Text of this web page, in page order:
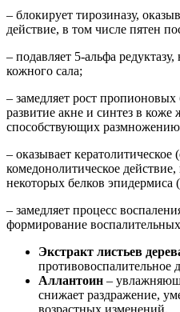
– блокирует тирозиназу,
действие, в том числе пятен
– подавляет 5-альфа
кожного сала;
– замедляет рост
развитие акне и синтез в
способствующих размножению
– оказывает
комедонолитическое
некоторых белков эпидермиса
– замедляет процесс
формирование
Экстракт листьев
противовоспалительное
Аллантоин –
снижает раздражение,
возрастных изменений.